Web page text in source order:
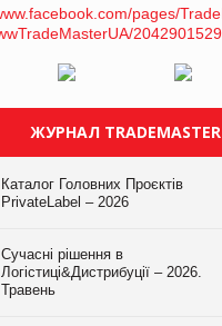
ЖУРНАЛ TRADEMASTER
Каталог Головних Проєктів
PrivateLabel – 2026
Сучасні рішення в
Логістиці&Дистрибуції – 2026.
Травень